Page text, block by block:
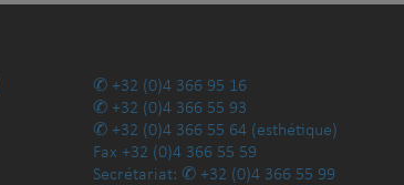
+32 (0)4 366 95 16
+32 (0)4 366 55 93
+32 (0)4 366 55 64 (esthétique)
Fax +32 (0)4 366 55 59
Secrétariat:
+32 (0)4 366 55 99